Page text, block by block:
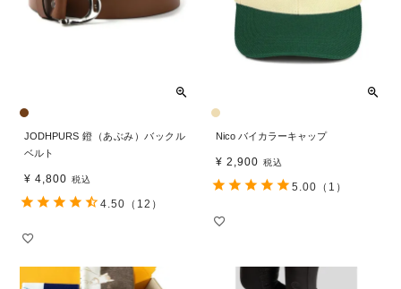
JODHPURS 鐙（あぶみ）バックル
ベルト
¥ 4,800 税込
4.50 （12）
Nico バイカラーキャップ
¥ 2,900 税込
5.00 （1）